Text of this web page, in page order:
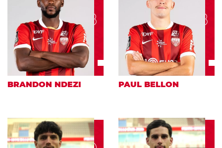
18
BRANDON NDEZI
8
PAUL BELLON